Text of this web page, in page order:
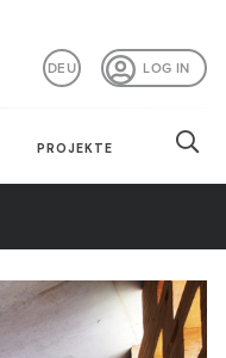
LOG IN
DEU
PROJEKTE